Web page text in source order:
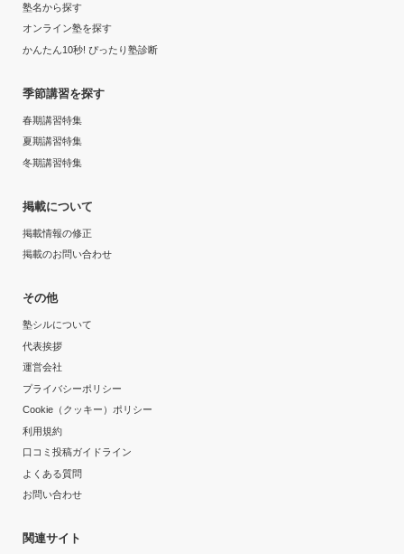
塾名から探す
オンライン塾を探す
かんたん10秒! ぴったり塾診断
季節講習を探す
春期講習特集
夏期講習特集
冬期講習特集
掲載について
掲載情報の修正
掲載のお問い合わせ
その他
塾シルについて
代表挨拶
運営会社
プライバシーポリシー
Cookie（クッキー）ポリシー
利用規約
口コミ投稿ガイドライン
よくある質問
お問い合わせ
関連サイト